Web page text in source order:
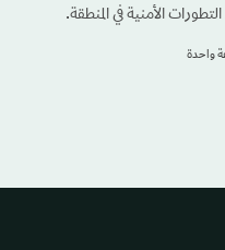
الأمنية في المنطقة.
واحدة